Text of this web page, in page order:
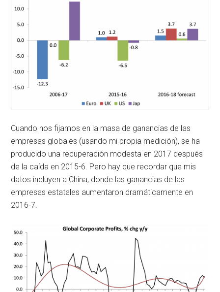
Cuando nos fijamos en la masa de ganancias de las
empresas globales (usando mi propia medición), se ha
producido una recuperación modesta en 2017 después
de la caída en 2015-6. Pero hay que recordar que mis
datos incluyen a China, donde las ganancias de las
empresas estatales aumentaron dramáticamente en
2016-7.